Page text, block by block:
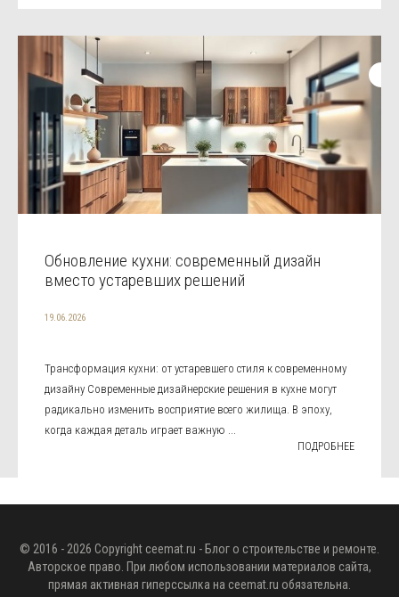
Обновление кухни: современный дизайн
вместо устаревших решений
19.06.2026
Трансформация кухни: от устаревшего стиля к современному
дизайну Современные дизайнерские решения в кухне могут
радикально изменить восприятие всего жилища. В эпоху,
когда каждая деталь играет важную ...
ПОДРОБНЕЕ
© 2016 - 2026 Copyright ceemat.ru - Блог о строительстве и ремонте.
Авторское право. При любом использовании материалов сайта,
прямая активная гиперссылка на ceemat.ru обязательна.